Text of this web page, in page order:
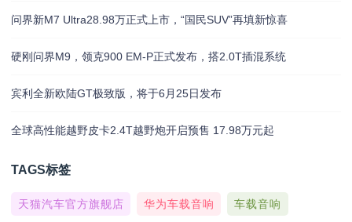
问界新M7 Ultra28.98万正式上市，“国民SUV”再填新惊喜
硬刚问界M9，领克900 EM-P正式发布，搭2.0T插混系统
宾利全新欧陆GT极致版，将于6月25日发布
全球高性能越野皮卡2.4T越野炮开启预售 17.98万元起
TAGS标签
天猫汽车官方旗舰店 华为车载音响 车载音响